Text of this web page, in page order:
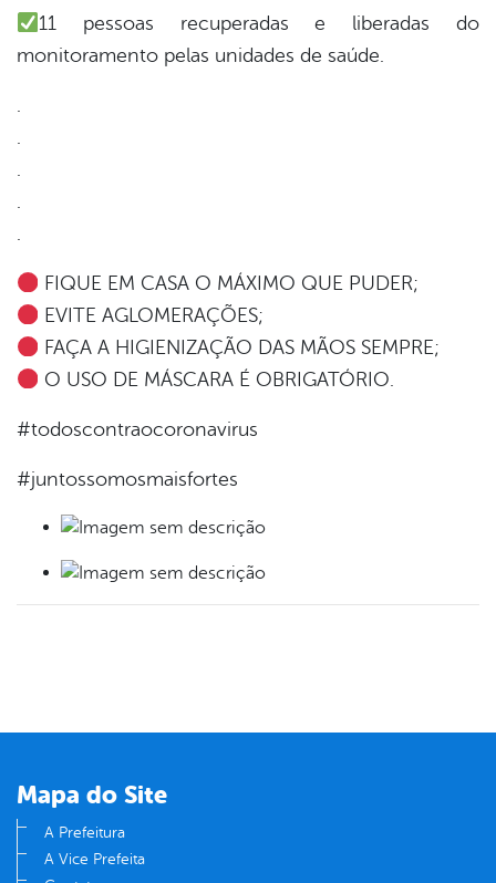
11 pessoas recuperadas e liberadas do
monitoramento pelas unidades de saúde.
.
.
.
.
.
FIQUE EM CASA O MÁXIMO QUE PUDER;
EVITE AGLOMERAÇÕES;
FAÇA A HIGIENIZAÇÃO DAS MÃOS SEMPRE;
O USO DE MÁSCARA É OBRIGATÓRIO.
#todoscontraocoronavirus
#juntossomosmaisfortes
Mapa do Site
A Prefeitura
A Vice Prefeita